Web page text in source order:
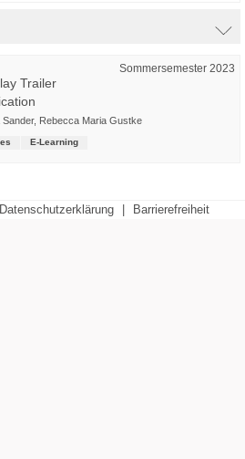
Sommersemester 2023
Trailer
Sander, Rebecca Maria Gustke
E-Learning
Datenschutzerklärung Barrierefreiheit